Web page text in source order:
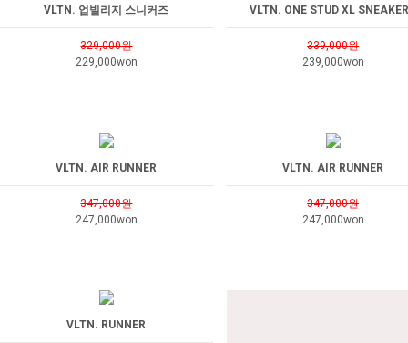
VLTN. 업빌리지 스니커즈
329,000원
229,000won
VLTN. ONE STUD XL
339,000원
239,000won
VLTN. AIR RUNNER
347,000원
247,000won
VLTN. AIR RUNNER
347,000원
247,000won
VLTN. RUNNER